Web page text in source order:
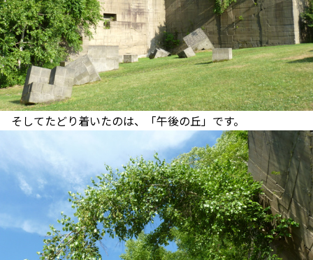
そしてたどり着いたのは、「午後の丘」です。